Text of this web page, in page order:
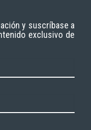
y suscríbase a
exclusivo de